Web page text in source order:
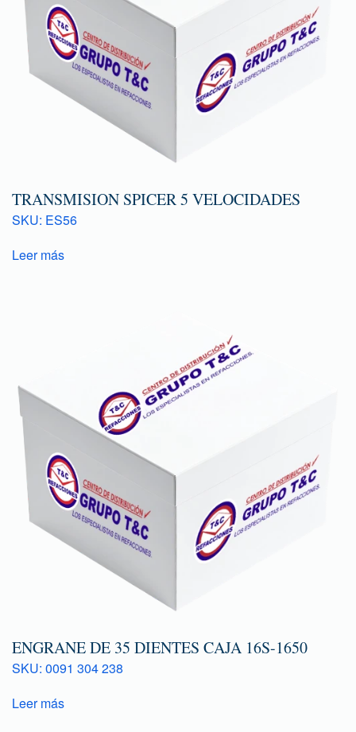
TRANSMISION SPICER 5 VELOCIDADES
SKU: ES56
Leer más
ENGRANE DE 35 DIENTES CAJA 16S-1650
SKU: 0091 304 238
Leer más